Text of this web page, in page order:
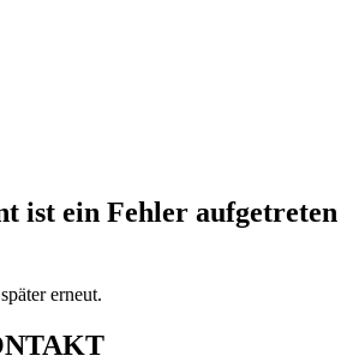
ist ein Fehler aufgetreten
erneut.